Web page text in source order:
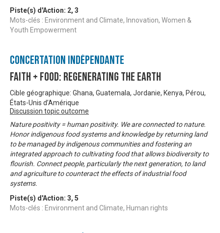
Piste(s) d'Action: 2, 3
Mots-clés : Environment and Climate, Innovation, Women &
Youth Empowerment
Concertation Indépendante
Faith + Food: Regenerating the Earth
Cible géographique: Ghana, Guatemala, Jordanie, Kenya, Pérou,
États-Unis d’Amérique
Discussion topic outcome
Nature positivity = human positivity. We are connected to nature.
Honor indigenous food systems and knowledge by returning land
to be managed by indigenous communities and fostering an
integrated approach to cultivating food that allows biodiversity to
flourish. Connect people, particularly the next generation, to land
and agriculture to counteract the effects of industrial food
systems.
Piste(s) d'Action: 3, 5
Mots-clés : Environment and Climate, Human rights